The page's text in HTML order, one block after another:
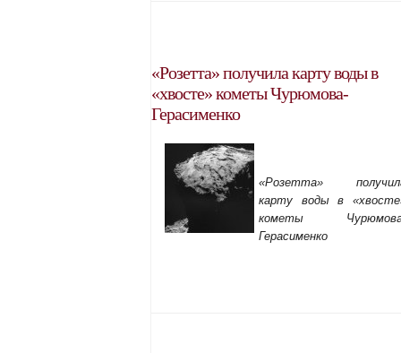
«Розетта» получила карту воды в
«хвосте» кометы Чурюмова-
Герасименко
«Розетта»
карту воды в
кометы
Герасименко